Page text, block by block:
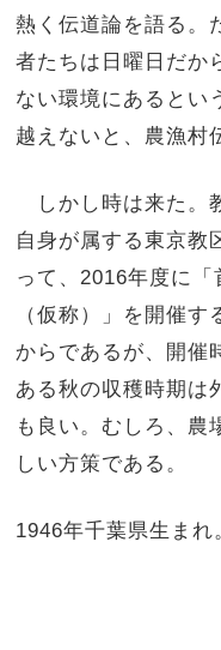
熱く伝道論を語る。
者たちは日曜日だか
ない環境にあるとい
越えないと、農漁村
しかし時は来た。
自身が属する東京教
って、2016年度に
（仮称）」を開催
からであるが、開催
ある秋の収穫時期は
も良い。むしろ、農
しい方策である。
1946年千葉県生まれ